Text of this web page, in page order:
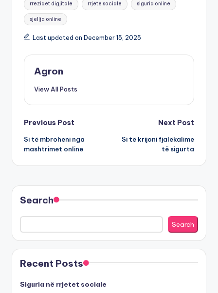
rreziqet digjitale rrjete sociale siguria online
sjellja online
Last updated on December 15, 2025
Agron
View All Posts
Post
navigation
Previous Post
Si të mbroheni nga
mashtrimet online
Next Post
Si të krijoni fjalëkalime
të sigurta
Search
Search
Recent Posts
Siguria në rrjetet sociale